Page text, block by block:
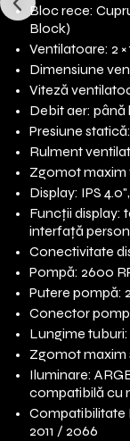
Bloc rece:
Block)
Ventilatoare: 2
Dimensiune
Viteză
Debit aer: până
Presiune
Rulment
Zgomot maxim
Display: IPS
Funcții display:
interfață
Conectivitate
Pompă: 2600
Putere pompă:
Conector
Lungime
Zgomot maxim
Iluminare:
compatibilă cu
Compatibilitate
2011 / 2066